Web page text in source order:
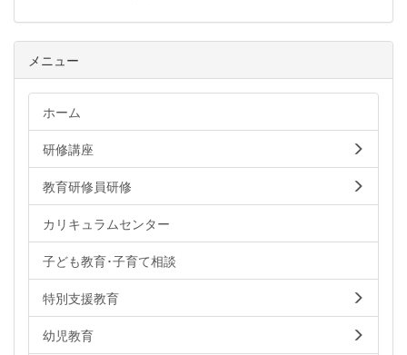
メニュー
ホーム
研修講座
教育研修員研修
カリキュラムセンター
子ども教育･子育て相談
特別支援教育
幼児教育